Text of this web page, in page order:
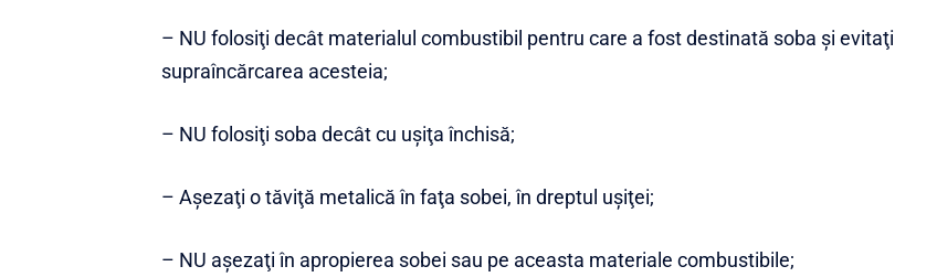
– NU folosiţi decât materialul combustibil pentru care a fost destinată soba şi evitaţi
supraîncărcarea acesteia;
– NU folosiţi soba decât cu uşiţa închisă;
– Aşezaţi o tăviţă metalică în faţa sobei, în dreptul uşiţei;
– NU aşezaţi în apropierea sobei sau pe aceasta materiale combustibile;